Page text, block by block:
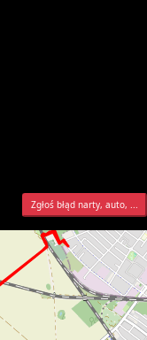
Zgłoś błąd narty, auto, ...